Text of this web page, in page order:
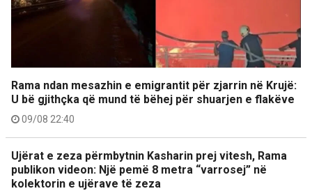
Rama ndan mesazhin e emigrantit për zjarrin në Krujë:
U bë gjithçka që mund të bëhej për shuarjen e flakëve
09/08 22:40
Ujërat e zeza përmbytnin Kasharin prej vitesh, Rama
publikon videon: Një pemë 8 metra “varrosej” në
kolektorin e ujërave të zeza